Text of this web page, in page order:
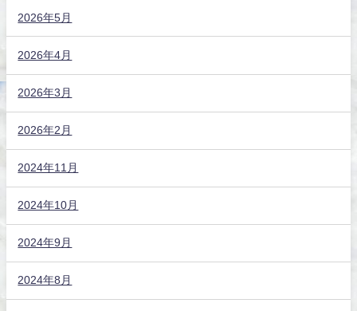
2026年5月
2026年4月
2026年3月
2026年2月
2024年11月
2024年10月
2024年9月
2024年8月